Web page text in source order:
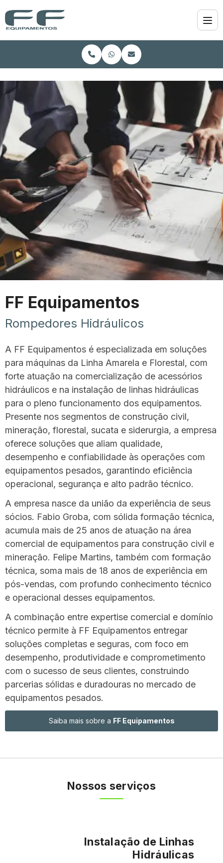
FF Equipamentos
Rompedores Hidráulicos
A FF Equipamentos é especializada em soluções
para máquinas da Linha Amarela e Florestal, com
forte atuação na comercialização de acessórios
hidráulicos e na instalação de linhas hidráulicas
para o pleno funcionamento dos equipamentos.
Presente nos segmentos de construção civil,
mineração, florestal, sucata e siderurgia, a empresa
oferece soluções que aliam qualidade,
desempenho e confiabilidade às operações com
equipamentos pesados, garantindo eficiência
operacional, segurança e alto padrão técnico.
A empresa nasce da união da experiência de seus
sócios. Fabio Groba, com sólida formação técnica,
acumula mais de 25 anos de atuação na área
comercial de equipamentos para construção civil e
mineração. Felipe Martins, também com formação
técnica, soma mais de 18 anos de experiência em
pós-vendas, com profundo conhecimento técnico
e operacional desses equipamentos.
A combinação entre expertise comercial e domínio
técnico permite à FF Equipamentos entregar
soluções completas e seguras, com foco em
desempenho, produtividade e comprometimento
com o sucesso de seus clientes, construindo
parcerias sólidas e duradouras no mercado de
equipamentos pesados.
Saiba mais sobre a FF Equipamentos
Nossos serviços
Instalação de Linhas
Hidráulicas